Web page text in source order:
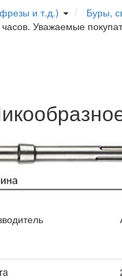
и т.д.) Буры,
Уважаемые